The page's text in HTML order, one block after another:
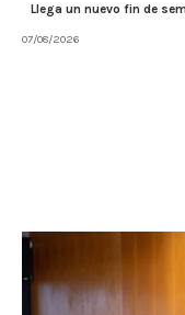
Llega un nuevo fin de
07/08/2026